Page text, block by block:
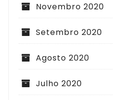
Novembro 2020
Setembro 2020
Agosto 2020
Julho 2020